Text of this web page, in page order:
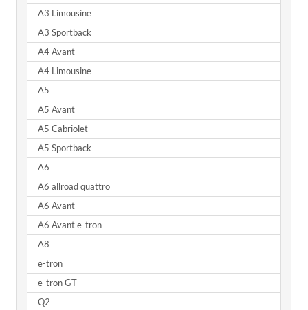
A3 Limousine
A3 Sportback
A4 Avant
A4 Limousine
A5
A5 Avant
A5 Cabriolet
A5 Sportback
A6
A6 allroad quattro
A6 Avant
A6 Avant e-tron
A8
e-tron
e-tron GT
Q2